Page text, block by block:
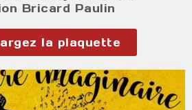
Bricard Paulin
la plaquette